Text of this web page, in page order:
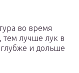
во время
тем лучше лук в
и дольше